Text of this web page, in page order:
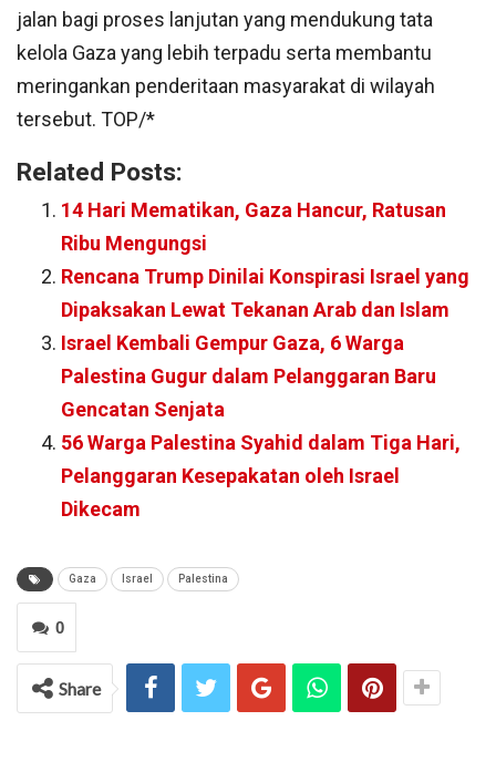
jalan bagi proses lanjutan yang mendukung tata
kelola Gaza yang lebih terpadu serta membantu
meringankan penderitaan masyarakat di wilayah
tersebut. TOP/*
Related Posts:
14 Hari Mematikan, Gaza Hancur, Ratusan
Ribu Mengungsi
Rencana Trump Dinilai Konspirasi Israel yang
Dipaksakan Lewat Tekanan Arab dan Islam
Israel Kembali Gempur Gaza, 6 Warga
Palestina Gugur dalam Pelanggaran Baru
Gencatan Senjata
56 Warga Palestina Syahid dalam Tiga Hari,
Pelanggaran Kesepakatan oleh Israel
Dikecam
Gaza Israel Palestina
0
Share